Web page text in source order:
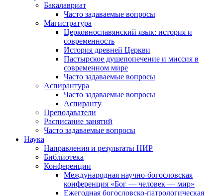
Бакалавриат
Часто задаваемые вопросы
Магистратура
Церковнославянский язык: история и
современность
История древней Церкви
Пастырское душепопечение и миссия в
современном мире
Часто задаваемые вопросы
Аспирантура
Часто задаваемые вопросы
Аспиранту
Преподаватели
Расписание занятий
Часто задаваемые вопросы
Наука
Направления и результаты НИР
Библиотека
Конференции
Международная научно-богословская
конференция «Бог — человек — мир»
Ежегодная богословско-патрологическая